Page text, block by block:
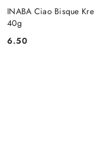
INABA Ciao Bisque
40g
Cena:
6.50